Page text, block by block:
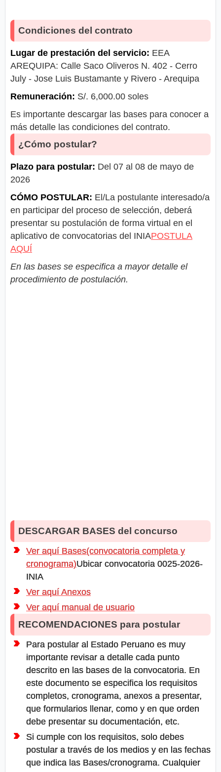
Condiciones del contrato
Lugar de prestación del servicio: EEA
AREQUIPA: Calle Saco Oliveros N. 402 - Cerro
July - Jose Luis Bustamante y Rivero - Arequipa
Remuneración: S/. 6,000.00 soles
Es importante descargar las bases para conocer a
más detalle las condiciones del contrato.
¿Cómo postular?
Plazo para postular: Del 07 al 08 de mayo de
2026
CÓMO POSTULAR: El/La postulante interesado/a
en participar del proceso de selección, deberá
presentar su postulación de forma virtual en el
aplicativo de convocatorias del INIAPOSTULA
AQUÍ
En las bases se especifica a mayor detalle el
procedimiento de postulación.
DESCARGAR BASES del concurso
Ver aquí Bases(convocatoria completa y
cronograma)Ubicar convocatoria 0025-2026-
INIA
Ver aquí Anexos
Ver aquí manual de usuario
RECOMENDACIONES para postular
Para postular al Estado Peruano es muy
importante revisar a detalle cada punto
descrito en las bases de la convocatoria. En
este documento se especifica los requisitos
completos, cronograma, anexos a presentar,
que formularios llenar, como y en que orden
debe presentar su documentación, etc.
Si cumple con los requisitos, solo debes
postular a través de los medios y en las fechas
que indica las Bases/cronograma. Cualquier